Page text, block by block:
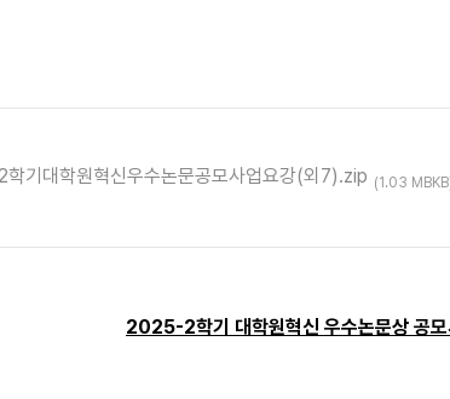
기대학원혁신우수논문공모사업요강(외7).zip (1.03
2025-2학기 대학원혁신 우수논문상 공모